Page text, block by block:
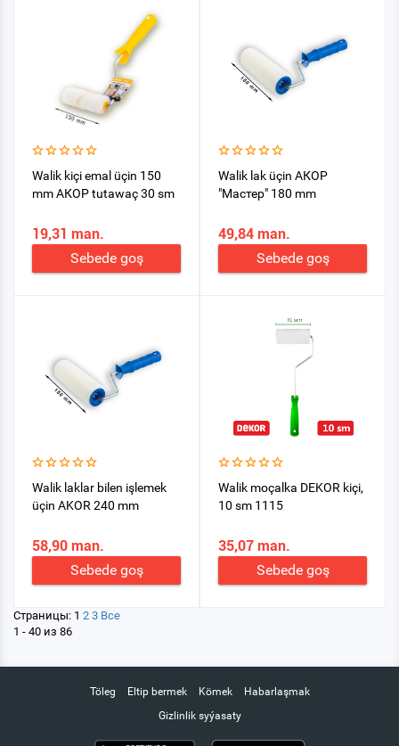
Walik kiçi emal üçin 150
mm АКОР tutawaç 30 sm
19,31 man.
Sebede goş
Walik lak üçin АКОР
"Мастер" 180 mm
49,84 man.
Sebede goş
Walik laklar bilen işlemek
üçin AKOR 240 mm
58,90 man.
Sebede goş
Walik moçalka DEKOR kiçi,
10 sm 1115
35,07 man.
Sebede goş
Страницы: 1 2 3 Все
1 - 40 из 86
Töleg Eltip bermek Kömek
Habarlaşmak
Gizlinlik syýasaty